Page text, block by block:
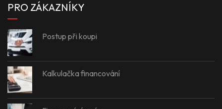
PRO ZÁKAZNÍKY
Postup při koupi
Kalkulačka financování